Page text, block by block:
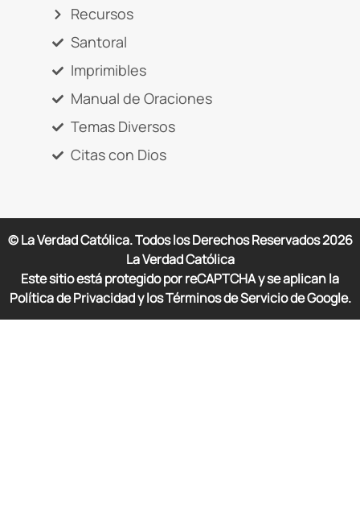
Recursos
Santoral
Imprimibles
Manual de Oraciones
Temas Diversos
Citas con Dios
© La Verdad Católica. Todos los Derechos Reservados2026
La Verdad Católica
Este sitio está protegido por reCAPTCHA y se aplican la
Política de Privacidad y los Términos de Servicio de Google.